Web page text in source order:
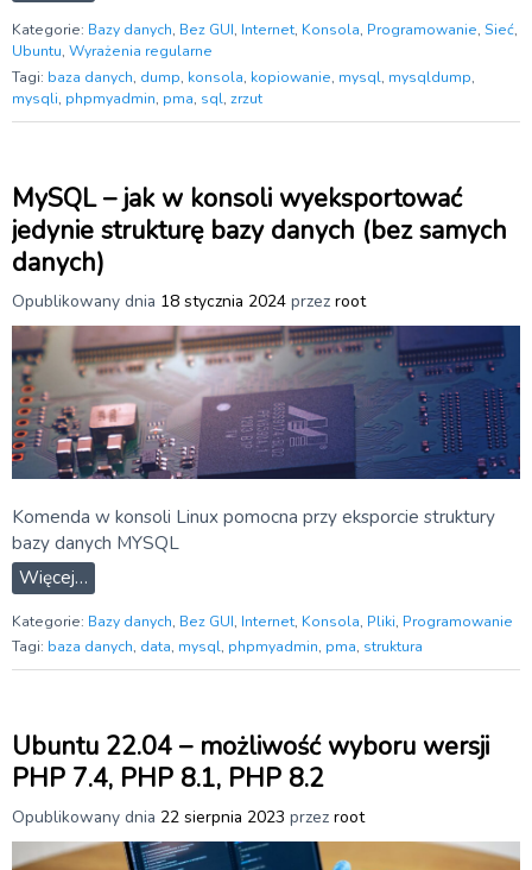
Kategorie: Bazy danych, Bez GUI, Internet, Konsola, Programowanie, Sieć,
Ubuntu, Wyrażenia regularne
Tagi: baza danych, dump, konsola, kopiowanie, mysql, mysqldump,
mysqli, phpmyadmin, pma, sql, zrzut
MySQL – jak w konsoli wyeksportować
jedynie strukturę bazy danych (bez samych
danych)
Opublikowany dnia 18 stycznia 2024 przez root
Komenda w konsoli Linux pomocna przy eksporcie struktury
bazy danych MYSQL
Więcej…
Kategorie: Bazy danych, Bez GUI, Internet, Konsola, Pliki, Programowanie
Tagi: baza danych, data, mysql, phpmyadmin, pma, struktura
Ubuntu 22.04 – możliwość wyboru wersji
PHP 7.4, PHP 8.1, PHP 8.2
Opublikowany dnia 22 sierpnia 2023 przez root